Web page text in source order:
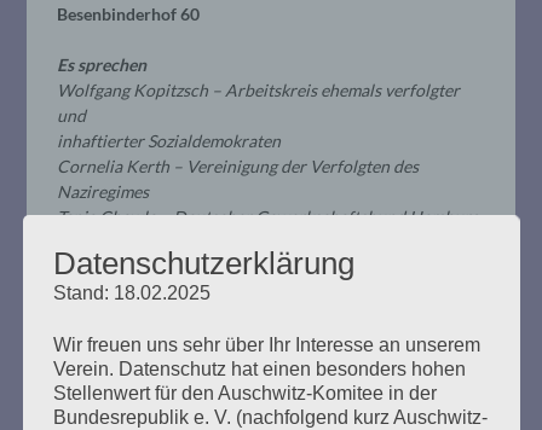
Besenbinderhof 60
Es sprechen
Wolfgang Kopitzsch – Arbeitskreis ehemals verfolgter
und
inhaftierter Sozialdemokraten
Cornelia Kerth – Vereinigung der Verfolgten des
Naziregimes
Tanja Chawla – Deutscher Gewerkschaftsbund Hamburg
18 Uhr: Veranstaltung „Frieden schaffen nur mit
Gespräch zwischen Tanja Chawla (DGB Hamburg) und
Dr. Martin Kahl (IFSH)
Im Gewerkschaftssaal am Besenbinderhof 57a
Datenschutzerklärung
Stand: 18.02.2025
Wir freuen uns sehr über Ihr Interesse an unserem
Verein. Datenschutz hat einen besonders hohen
Stellenwert für den Auschwitz-Komitee in der
Bundesrepublik e. V. (nachfolgend kurz Auschwitz-